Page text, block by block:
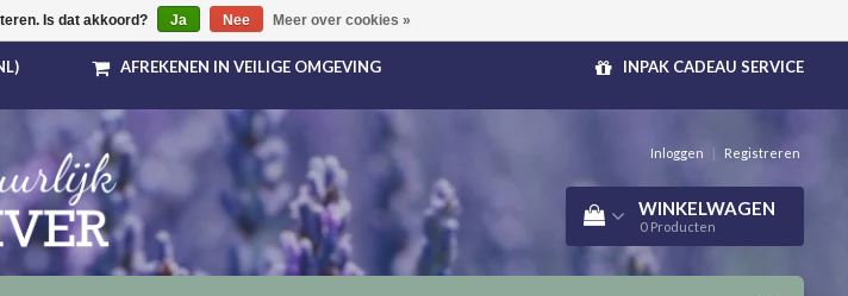
AFREKENEN IN VEILIGE OMGEVING INPAK CADEAU SERVICE
Inloggen | Registreren
WINKELWAGEN
0 Producten
Is dat akkoord? Ja Nee Meer over cookies »